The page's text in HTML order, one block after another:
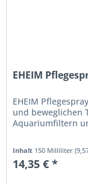
EHEIM
EHEIM
und beweglichen
Aquariumfiltern
Inhalt 150 Milliliter
14,35 € *